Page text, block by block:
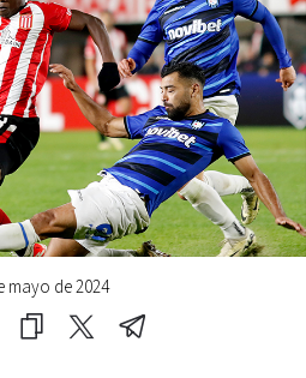
mayo de 2024